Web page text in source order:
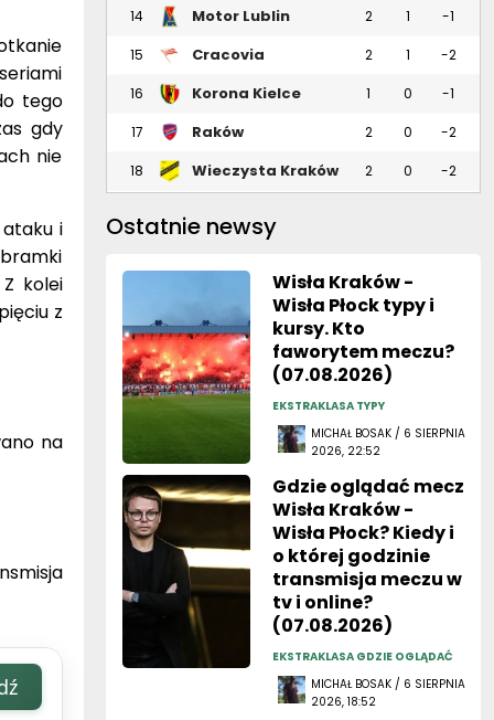
tego
gdy
nie
i
kolei
z
na
14 Motor Lublin 2 1 -1
15 Cracovia 2 1 -2
16 Korona Kielce 1 0 -1
17
Raków
2 0 -2
18 Wieczysta Kraków 2 0 -2
Ostatnie newsy
Wisła Kraków -
Wisła Płock typy i
kursy. Kto
faworytem meczu?
(07.08.2026)
EKSTRAKLASA TYPY
MICHAŁ BOSAK / 6 SIERPNIA
2026, 22:52
Gdzie oglądać mecz
Wisła Kraków -
Wisła Płock? Kiedy i
o której godzinie
transmisja meczu w
tv i online?
(07.08.2026)
EKSTRAKLASA GDZIE OGLĄDAĆ
MICHAŁ BOSAK / 6 SIERPNIA
2026, 18:52